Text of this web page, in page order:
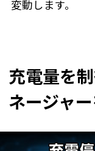
変動します。
充電量を
ネージャ